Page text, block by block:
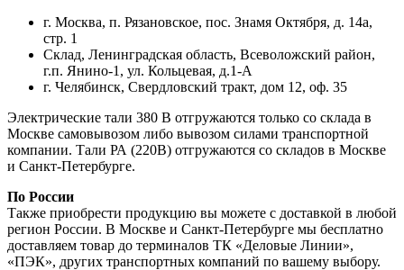
г. Москва, п. Рязановское, пос. Знамя Октября, д. 14а,
стр. 1
Склад, Ленинградская область, Всеволожский район,
г.п. Янино-1, ул. Кольцевая, д.1-А
г. Челябинск, Свердловский тракт, дом 12, оф. 35
Электрические тали 380 В отгружаются только со склада в
Москве самовывозом либо вывозом силами транспортной
компании. Тали РА (220В) отгружаются со складов в Москве
и Санкт-Петербурге.
По России
Также приобрести продукцию вы можете с доставкой в любой
регион России. В Москве и Санкт-Петербурге мы бесплатно
доставляем товар до терминалов ТК «Деловые Линии»,
«ПЭК», других транспортных компаний по вашему выбору.